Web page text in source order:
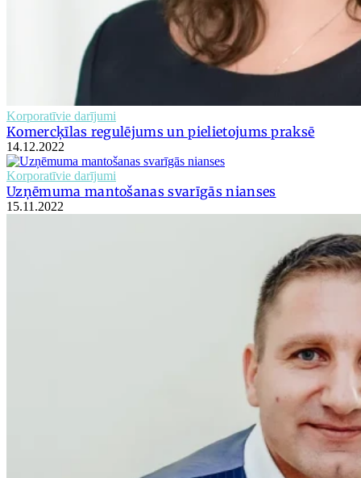
Korporatīvie darījumi
Komercķīlas regulējums un pielietojums praksē
14.12.2022
Korporatīvie darījumi
Uzņēmuma mantošanas svarīgās nianses
15.11.2022